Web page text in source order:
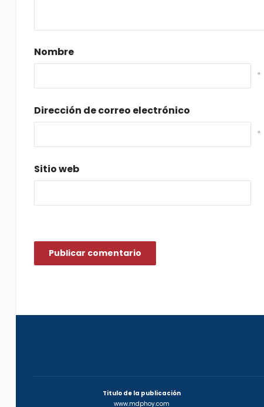
Nombre
*
Dirección de correo electrónico
*
Sitio web
Titulo de la publicación
www.mdphoy.com